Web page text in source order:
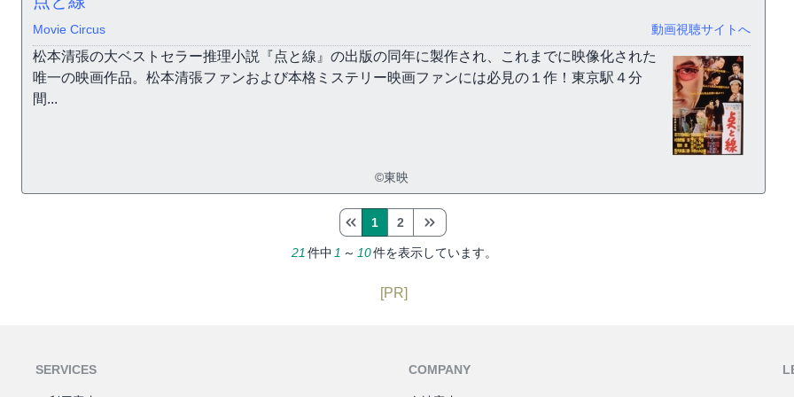
Movie Circus 動画視聴サイトへ
松本清張の大ベストセラー推理小説『点と線』の出版の同年に製作され、これまでに映像化された
唯一の映画作品。松本清張ファンおよび本格ミステリー映画ファンには必見の１作！東京駅４分
間...
©東映
21 件中 1 ～ 10件を表示しています。
1 2
[PR]
SERVICES COMPANY